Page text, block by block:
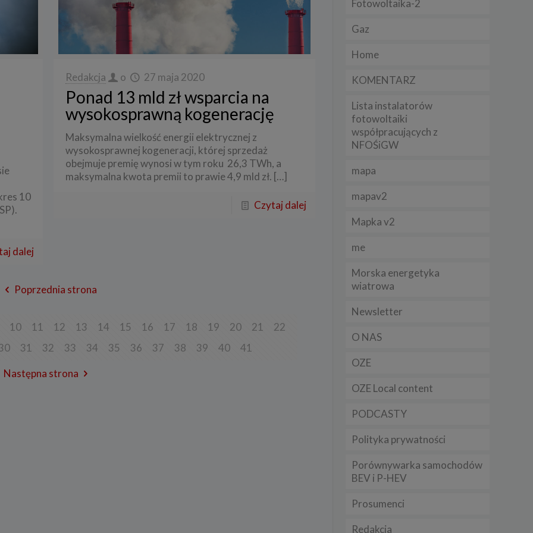
10
dalej
Redakcja o 27 maja 2020
Ponad 13 mld zł wsparcia na
wysokosprawną kogenerację
Maksymalna wielkość energii elektrycznej z
wysokosprawnej kogeneracji, której sprzedaż
obejmuje premię wynosi w tym roku 26,3 TWh, a
maksymalna kwota premii to prawie 4,9 mld zł. […]
Czytaj dalej
Poprzednia strona
10 11 12 13 14 15 16 17 18 19 20 21
22
31 32 33 34 35 36 37 38 39 40 41
Następna strona
Fotowoltaika-2
Gaz
Home
KOMENTARZ
Lista instalatorów
fotowoltaiki
współpracujących z
NFOŚiGW
mapa
mapav2
Mapka v2
me
Morska energetyka
wiatrowa
Newsletter
O NAS
OZE
OZE Local content
PODCASTY
Polityka prywatności
Porównywarka samochodów
BEV i P-HEV
Prosumenci
Redakcja
przetwarza dane, które użytkownicy podają lub udostępniają w historii przeglądania
w ramach korzystania z naszych usług (wraz ze zautomatyzowaną analizą
użytkownika na stronie).
przetwarza również dane, które użytkownik podaje w celu założenia konta lub
z usługi newslettera, tj. imię, nazwisko, adres e-mail.
podstawa przetwarzania danych
będą przetwarzane do celu:
usługi w oparciu o regulamin korzystania z serwisu, jeśli użytkownik zarejestruje
lub skorzysta z usługi newslettera (podstawa z art. 6 ust. 1 lit. b RODO),
treści serwisu do zainteresowań użytkownika, a także wykrywania nadużyć
statystycznych i udoskonalenia usług, będącego realizacją naszego prawnie
interesu (podstawa z art. 6 ust. 1 lit. f RODO),
ustalenia, dochodzenia lub obrony przed roszczeniami będącego realizacją
prawnie uzasadnionego w tym interesu (podstawa z art. 6 ust. 1 lit. f RODO).
tych danych usługa nie będzie mogła być świadczona.
w celu zapewnienia wysokiej jakości usług. Niezebranie Twoich danych osobowych
może uniemożliwić poprawne świadczenie usług.
chwili przysługuje Ci prawo do wniesienia sprzeciwu wobec przetwarzania Twoich
w stanie wykazać, że w stosunku do Twoich danych istnieją dla nas ważne prawnie
będą nam niezbędne do ewentualnego ustalenia, dochodzenia lub obrony